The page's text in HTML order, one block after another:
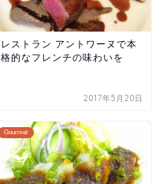
レストラン アントワーヌで本
格的なフレンチの味わいを
2017年5月20日
Gourmet